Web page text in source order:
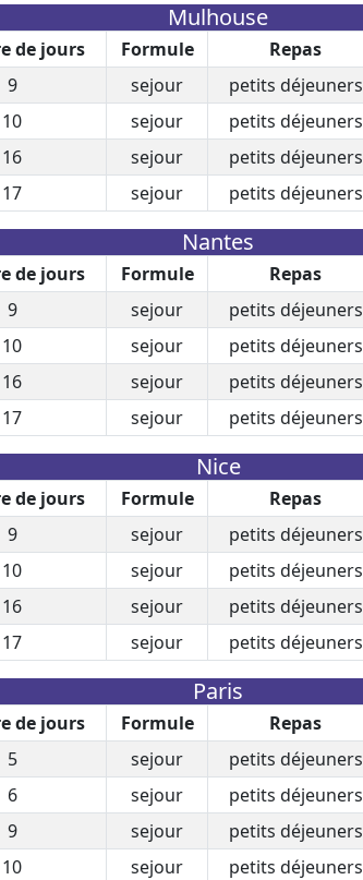
Mulhouse
de jours Formule Repas
9 sejour petits déjeuners
10 sejour petits déjeuners
16 sejour petits déjeuners
17 sejour petits déjeuners
Nantes
de jours Formule Repas
9 sejour petits déjeuners
10 sejour petits déjeuners
16 sejour petits déjeuners
17 sejour petits déjeuners
Nice
de jours Formule Repas
9 sejour petits déjeuners
10 sejour petits déjeuners
16 sejour petits déjeuners
17 sejour petits déjeuners
Paris
de jours Formule Repas
5 sejour petits déjeuners
6 sejour petits déjeuners
9 sejour petits déjeuners
10 sejour petits déjeuners